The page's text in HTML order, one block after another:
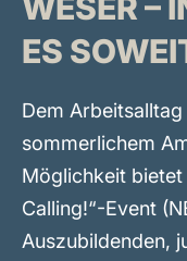
ES
Dem
sommerlichem
Möglichkeit
Calling!“-Event
Auszubildenden,